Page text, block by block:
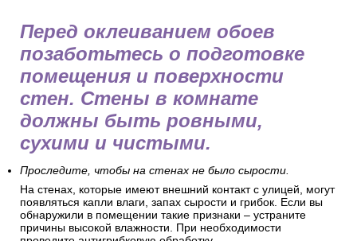
Как подготовить стены перед
поклейкой обоев
Перед оклеиванием обоев
позаботьтесь о подготовке
помещения и поверхности
стен. Стены в комнате
должны быть ровными,
сухими и чистыми.